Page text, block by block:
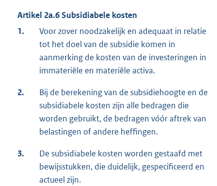
Artikel 2a.6 Subsidiabele kosten
1.
Voor zover noodzakelijk en adequaat in relatie
tot het doel van de subsidie komen in
aanmerking de kosten van de investeringen in
immateriële en materiële activa.
2.
Bij de berekening van de subsidiehoogte en de
subsidiabele kosten zijn alle bedragen die
worden gebruikt, de bedragen vóór aftrek van
belastingen of andere heffingen.
3.
De subsidiabele kosten worden gestaafd met
bewijsstukken, die duidelijk, gespecificeerd en
actueel zijn.